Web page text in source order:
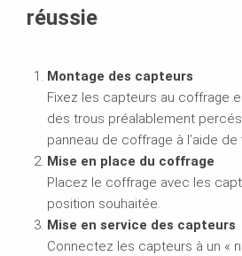
réussie
Montage des capteurs
Fixez les capteurs au coffrage
des trous préalablement
panneau de coffrage à l’aide de
Mise en place du coffrage
Placez le coffrage avec les
position souhaitée.
Mise en service des capteurs
Connectez les capteurs à un «